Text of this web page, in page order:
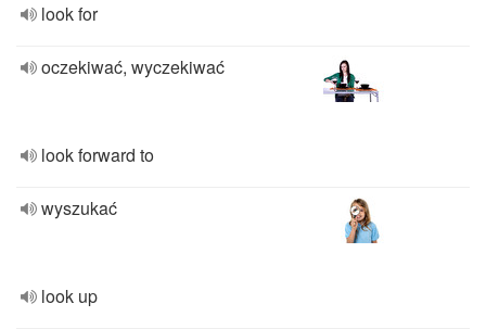
look for
oczekiwać, wyczekiwać
look forward to
wyszukać
look up